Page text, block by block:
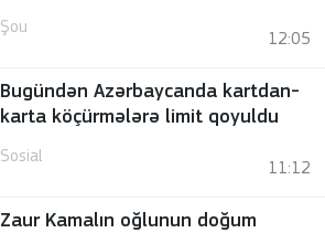
Şou
12:05
Bugündən Azərbaycanda kartdan-
karta köçürmələrə limit qoyuldu
Sosial
11:12
Zaur Kamalın oğlunun doğum